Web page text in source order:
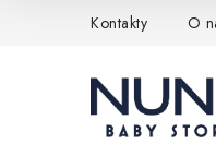
Kontakty O